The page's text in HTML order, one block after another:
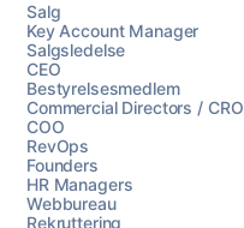
Salg
Key Account Manager
Salgsledelse
CEO
Bestyrelsesmedlem
Commercial Directors / CRO
COO
RevOps
Founders
HR Managers
Webbureau
Rekruttering